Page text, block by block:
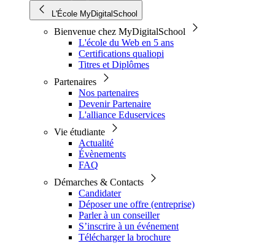
L'École MyDigitalSchool
Bienvenue chez MyDigitalSchool
L'école du Web en 5 ans
Certifications qualiopi
Titres et Diplômes
Partenaires
Nos partenaires
Devenir Partenaire
L'alliance Eduservices
Vie étudiante
Actualité
Évènements
FAQ
Démarches & Contacts
Candidater
Déposer une offre (entreprise)
Parler à un conseiller
S’inscrire à un événement
Télécharger la brochure